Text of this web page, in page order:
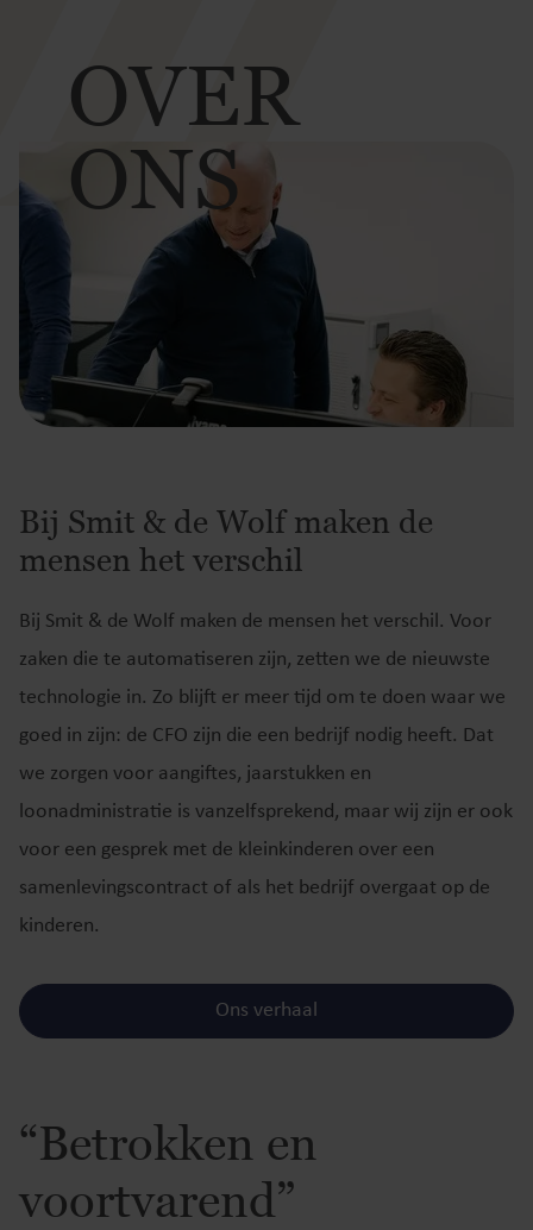
OVER
ONS
Bij Smit & de Wolf maken de
mensen het verschil
Bij Smit & de Wolf maken de mensen het verschil. Voor
zaken die te automatiseren zijn, zetten we de nieuwste
technologie in. Zo blijft er meer tijd om te doen waar we
goed in zijn: de CFO zijn die een bedrijf nodig heeft. Dat
we zorgen voor aangiftes, jaarstukken en
loonadministratie is vanzelfsprekend, maar wij zijn er ook
voor een gesprek met de kleinkinderen over een
samenlevingscontract of als het bedrijf overgaat op de
kinderen.
Ons verhaal
“Betrokken en
voortvarend”